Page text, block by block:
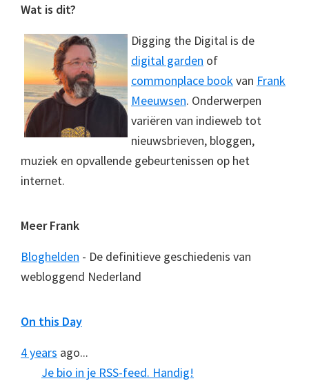
Footer
Wat is dit?
Digging the Digital is de
digital garden of
commonplace bookvan Frank
Meeuwsen. Onderwerpen
variëren van indieweb tot
nieuwsbrieven, bloggen,
muziek en opvallende gebeurtenissen op het
internet.
Meer Frank
Bloghelden - De definitieve geschiedenis van
webloggend Nederland
On this Day
4 years ago...
Je bio in je RSS-feed. Handig!